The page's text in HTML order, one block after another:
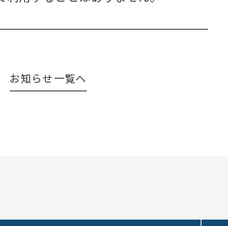
お知らせ一覧へ